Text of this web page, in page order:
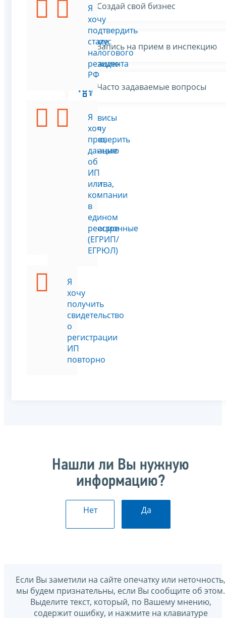
хочу
подать
заявление
регистрацию
изменил
фамилию,
регистрацию
месту
жительства,
паспорт
другие
регистрационные
данные
Я
хочу
получить
свидетельство
о
регистрации
ИП
повторно
Я
хочу
подтвердить
статус
налогового
резидента
РФ
Я
хочу
проверить
данные
об
ИП
или
компании
в
едином
реестре
(ЕГРИП/
ЕГРЮЛ)
Создай свой бизнес
Запись на прием в инспекцию
Часто задаваемые вопросы
Все сервисы
Нашли ли Вы нужную
информацию?
Нет Да
Если Вы заметили на сайте опечатку или неточность,
мы будем признательны, если Вы сообщите об этом.
Выделите текст, который, по Вашему мнению,
содержит ошибку, и нажмите на клавиатуре